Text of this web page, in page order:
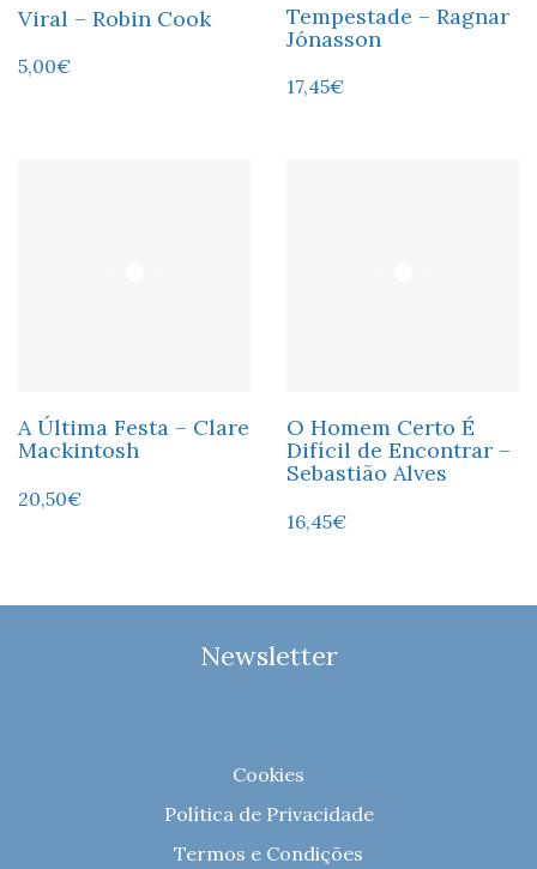
Viral – Robin Cook
5,00€
Tempestade – Ragnar
Jónasson
17,45€
A Última Festa – Clare
Mackintosh
20,50€
O Homem Certo É
Difícil de Encontrar –
Sebastião Alves
16,45€
Newsletter
Cookies
Política de Privacidade
Termos e Condições